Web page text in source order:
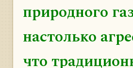
природного
настолько
что